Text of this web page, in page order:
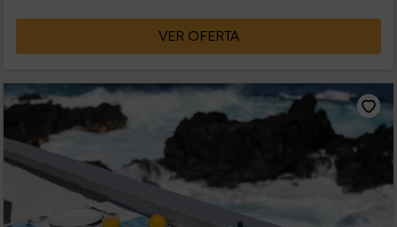
VER OFERTA